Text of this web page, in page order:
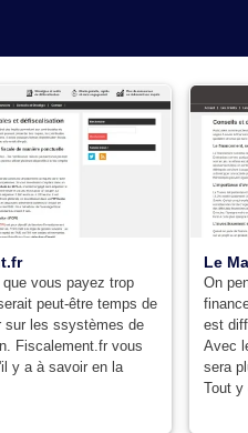
vous payez trop
peut-être temps de
sur les ssystèmes de
Fiscalement.fr vous
y a à savoir en la
Le
On
est
Avec
sera
Tout y